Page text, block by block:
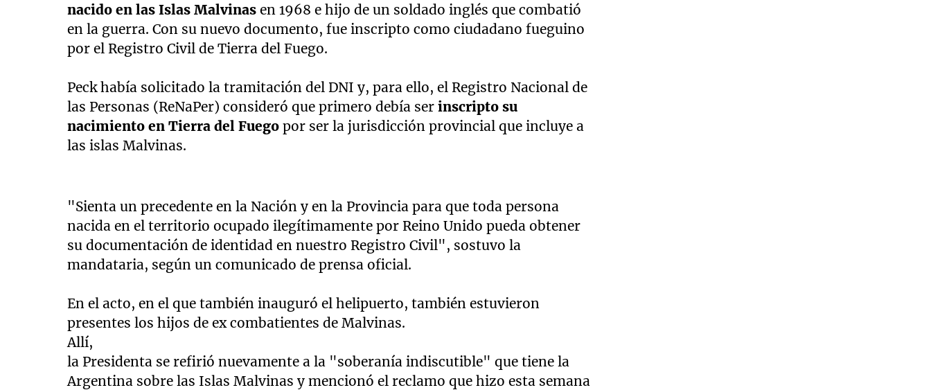
nacido en las Islas Malvinas en 1968 ehijo de un soldado inglés que combatió
en la guerra. Con su nuevo documento, fue inscripto como ciudadano fueguino
por el Registro Civil de Tierra del Fuego.
Peck había solicitado la tramitación del DNI y, para ello, el Registro Nacional de
las Personas (ReNaPer) consideró que primero debía serinscripto su
nacimiento en Tierra del Fuegopor ser la jurisdicción provincial que incluye a
las islas Malvinas.
"Sienta un precedente en la Nación y en la Provincia para que toda persona
nacida en el territorio ocupado ilegítimamente por Reino Unido pueda obtener
su documentación de identidad en nuestro Registro Civil", sostuvo la
mandataria, según un comunicado de prensa oficial.
En el acto, en el que también inauguró el helipuerto, también estuvieron
presentes los hijos de ex combatientes de Malvinas.
Allí,
la Presidenta se refirió nuevamente a la "soberanía indiscutible" que tiene la
Argentina sobre las Islas Malvinas y mencionó el reclamo que hizo esta semana